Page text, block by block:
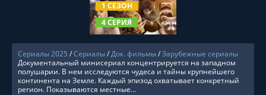
1 СЕЗОН
4 СЕРИЯ
Сериалы 2025 /Сериалы/Док. фильмы/Зарубежные сериалы
Документальный минисериал концентрируется на западном
полушарии. В нем исследуются чудеса и тайны крупнейшего
континента на Земле. Каждый эпизод охватывает конкретный
регион. Показываются местные...